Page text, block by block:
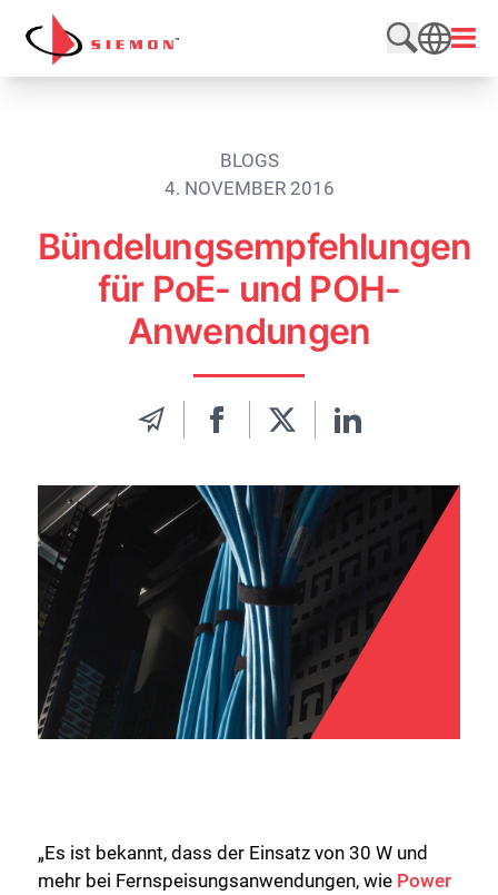
Direkt zum Inhalt wechseln
Website
SEARCH
BLOGS
4. NOVEMBER 2016
Bündelungsempfehlungen
für PoE- und POH-
Anwendungen
„Es ist bekannt, dass der Einsatz von 30 W und
mehr bei Fernspeisungsanwendungen, wie Power